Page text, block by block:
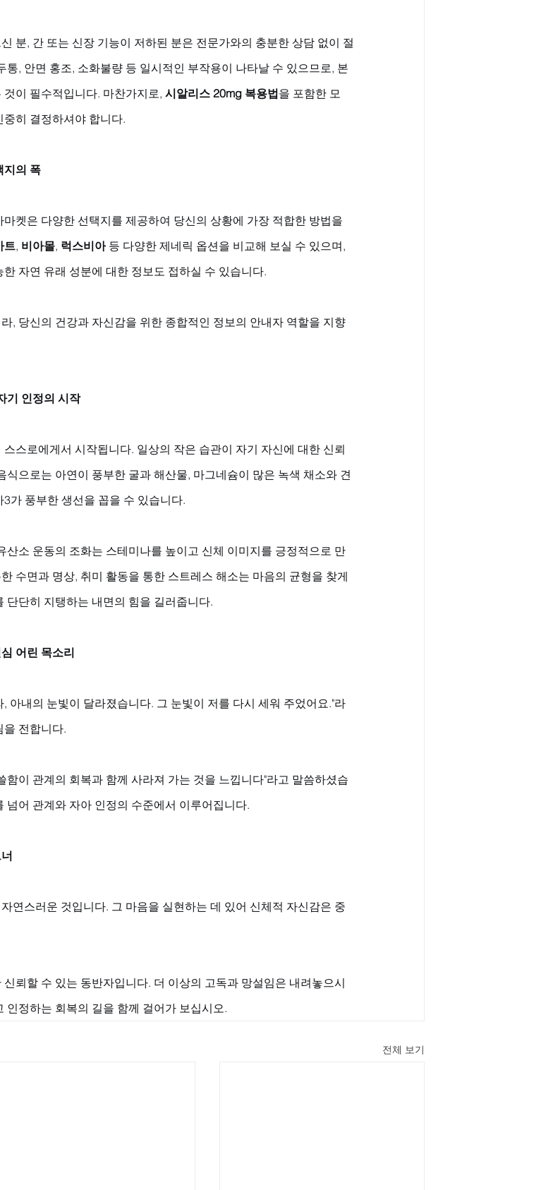
분, 간 또는 신장 기능이 저하된 분은 전문가와의 충분한 상담 없이 절
통, 안면 홍조, 소화불량 등 일시적인 부작용이 나타날 수 있으므로, 본
이 필수적입니다. 마찬가지로, 시알리스 20mg 복용법을 포함한 모
히 결정하셔야 합니다.
지의 폭
켓은 다양한 선택지를 제공하여 당신의 상황에 가장 적합한 방법을
트, 비아몰, 럭스비아 등 다양한 제네릭 옵션을 비교해 보실 수 있으며,
한 자연 유래 성분에 대한 정보도 접하실 수 있습니다.
, 당신의 건강과 자신감을 위한 종합적인 정보의 안내자 역할을 지향
기 인정의 시작
스로에게서 시작됩니다. 일상의 작은 습관이 자기 자신에 대한 신뢰
식으로는 아연이 풍부한 굴과 해산물, 마그네슘이 많은 녹색 채소와 견
가 풍부한 생선을 꼽을 수 있습니다.
산소 운동의 조화는 스테미나를 높이고 신체 이미지를 긍정적으로 만
수면과 명상, 취미 활동을 통한 스트레스 해소는 마음의 균형을 찾게
단단히 지탱하는 내면의 힘을 길러줍니다.
어린 목소리
아내의 눈빛이 달라졌습니다. 그 눈빛이 저를 다시 세워 주었어요."라
을 전합니다.
함이 관계의 회복과 함께 사라져 가는 것을 느낍니다"라고 말씀하셨습
넘어 관계와 자아 인정의 수준에서 이루어집니다.
연스러운 것입니다. 그 마음을 실현하는 데 있어 신체적 자신감은 중
뢰할 수 있는 동반자입니다. 더 이상의 고독과 망설임은 내려놓으시
인정하는 회복의 길을 함께 걸어가 보십시오.
전체 보기